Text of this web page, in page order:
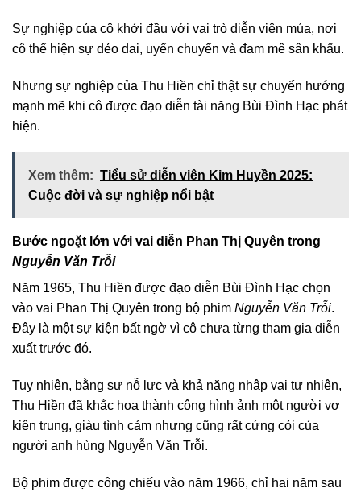
Sự nghiệp của cô khởi đầu với vai trò diễn viên múa, nơi
cô thể hiện sự dẻo dai, uyển chuyển và đam mê sân khấu.
Nhưng sự nghiệp của Thu Hiền chỉ thật sự chuyển hướng
mạnh mẽ khi cô được đạo diễn tài năng Bùi Đình Hạc phát
hiện.
Xem thêm: Tiểu sử diễn viên Kim Huyền 2025:
Cuộc đời và sự nghiệp nổi bật
Bước ngoặt lớn với vai diễn Phan Thị Quyên trong
Nguyễn Văn Trỗi
Năm 1965, Thu Hiền được đạo diễn Bùi Đình Hạc chọn
vào vai Phan Thị Quyên trong bộ phim Nguyễn Văn Trỗi.
Đây là một sự kiện bất ngờ vì cô chưa từng tham gia diễn
xuất trước đó.
Tuy nhiên, bằng sự nỗ lực và khả năng nhập vai tự nhiên,
Thu Hiền đã khắc họa thành công hình ảnh một người vợ
kiên trung, giàu tình cảm nhưng cũng rất cứng cỏi của
người anh hùng Nguyễn Văn Trỗi.
Bộ phim được công chiếu vào năm 1966, chỉ hai năm sau